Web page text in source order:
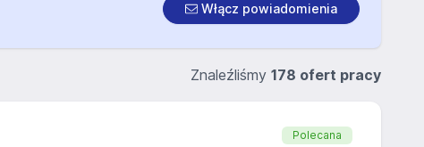
Włącz powiadomienia
Znaleźliśmy 178 ofert pracy
Polecana